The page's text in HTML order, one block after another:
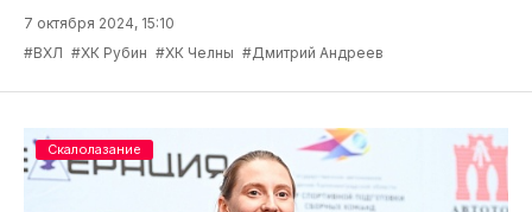
7 октября 2024, 15:10
#ВХЛ #ХК Рубин #ХК Челны #Дмитрий Андреев
Скалолазание